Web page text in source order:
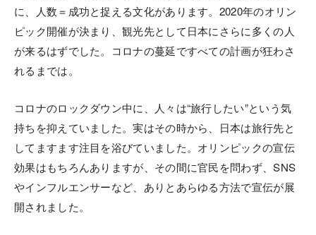
に、人数＝成功と捉える文化があります。2020年のオリン
ピック開催が決まり、観光先として日本にさらに多くの人
が来るはずでした。コロナの蔓延ですべての計画が狂わさ
れるまでは。
コロナのロックダウン中に、人々は“旅行したい”という気
持ちを抑えていました。実はその時から、日本は旅行先と
してますます注目を浴びていました。オリンピックの宣伝
効果はもちろんありますが、その間に官民を問わず、SNS
やインフルエンサーなど、ありとあらゆる方法で宣伝が展
開されました。